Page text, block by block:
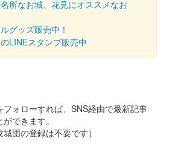
た御城印合戦in福知山のいわつき武者
ジェクト〜のブースにて販売された御城
字アイドルのめんこいガールズさんが担
所なお城、花見にオススメなお
グッズ販売中！
LINEスタンプ販売中
ォローすれば、SNS経由で最新記事
できます。
城団の登録は不要です）